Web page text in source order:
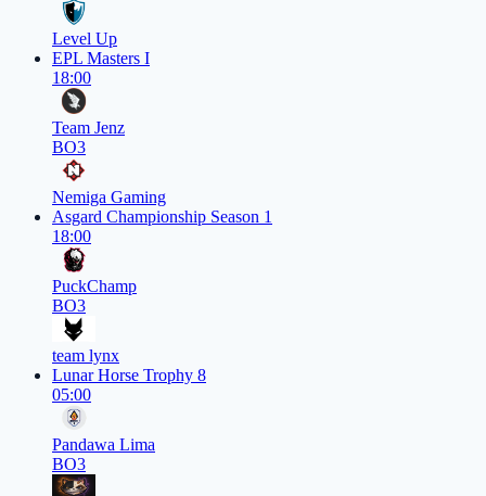
Level Up
EPL Masters I
18:00
Team Jenz
BO3
Nemiga Gaming
Asgard Championship Season 1
18:00
PuckChamp
BO3
team lynx
Lunar Horse Trophy 8
05:00
Pandawa Lima
BO3